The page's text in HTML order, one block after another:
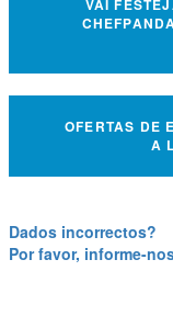
VAI
OFERTAS DE
A
Dados incorrectos?
Por favor, informe-